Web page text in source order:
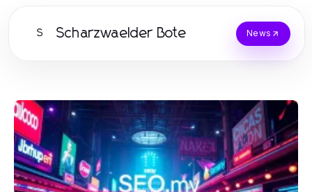
S Scharzwaelder Bote News